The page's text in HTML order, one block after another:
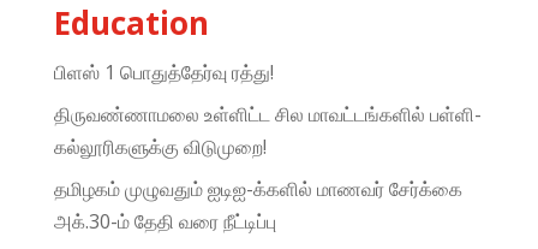
Education
பிளஸ் 1 பொதுத்தேர்வு ரத்து!
திருவண்ணாமலை உள்ளிட்ட சில மாவட்டங்களில் பள்ளி-
கல்லூரிகளுக்கு விடுமுறை!
தமிழகம் முழுவதும் ஐடிஐ-க்களில் மாணவர் சேர்க்கை
அக்.30-ம் தேதி வரை நீட்டிப்பு